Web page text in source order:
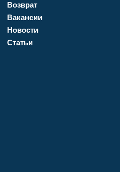
Возврат
Вакансии
Новости
Статьи